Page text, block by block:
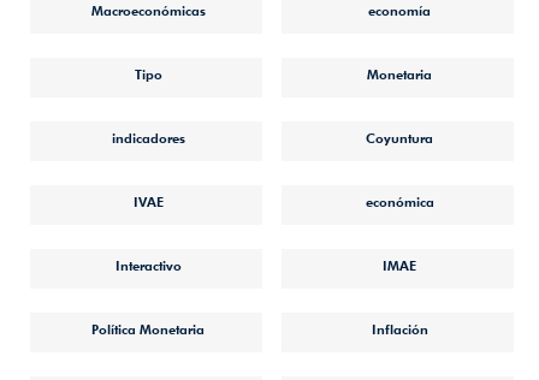
Macroeconómicas economía
Tipo Monetaria
indicadores Coyuntura
IVAE económica
Interactivo IMAE
Política Monetaria Inflación